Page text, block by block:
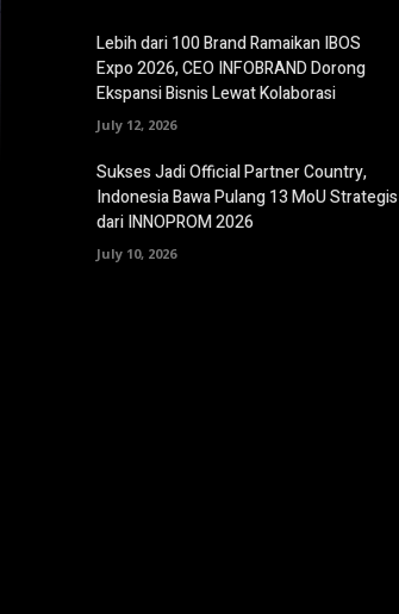
Lebih dari 100 Brand Ramaikan IBOS
Expo 2026, CEO INFOBRAND Dorong
Ekspansi Bisnis Lewat Kolaborasi
July 12, 2026
Sukses Jadi Official Partner Country,
Indonesia Bawa Pulang 13 MoU Strategis
dari INNOPROM 2026
July 10, 2026